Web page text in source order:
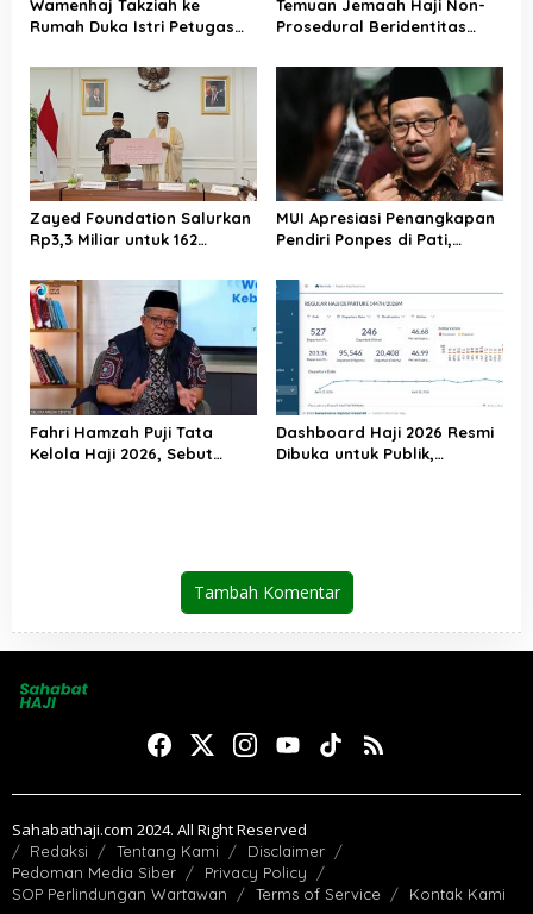
Wamenhaj Takziah ke
Rumah Duka Istri Petugas
Penghormatan atas
Amanah yang Tetap
Ditunaikan
Temuan Jemaah Haji Non-
Prosedural Beridentitas
Kami Tunggu Arahan Pusat
Zayed Foundation Salurkan
Rp3,3 Miliar untuk 162
Perkuat Kerja Sama Haji RI–
UEA
MUI Apresiasi Penangkapan
Pendiri Ponpes di Pati,
bagi Perusak Akhlak
Pesantren
Fahri Hamzah Puji Tata
Kelola Haji 2026, Sebut
Dashboard Haji 2026 Resmi
Dibuka untuk Publik,
Tambah Komentar
Sahabathaji.com 2024. All Right Reserved
Redaksi Tentang Kami
Disclaimer
Pedoman Media Siber
Privacy Policy
SOP Perlindungan Wartawan
Terms of Service Kontak Kami